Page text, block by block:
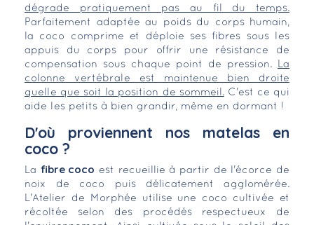
dégrade pratiquement pas au fil du temps.
Parfaitement adaptée au poids du corps humain,
la coco comprime et déploie ses fibres sous les
appuis du corps pour offrir une résistance de
compensation sous chaque point de pression.
La
colonne vertébrale est maintenue bien droite
quelle que soit la position de sommeil.C'est ce qui
aide les petits à bien grandir, même en dormant !
D'où proviennent nos matelas en
coco ?
La fibre coco est recueillie à partir de l'écorce de
noix de coco puis délicatement agglomérée.
L'Atelier de Morphée utilise une coco cultivée et
récoltée selon des procédés respectueux de